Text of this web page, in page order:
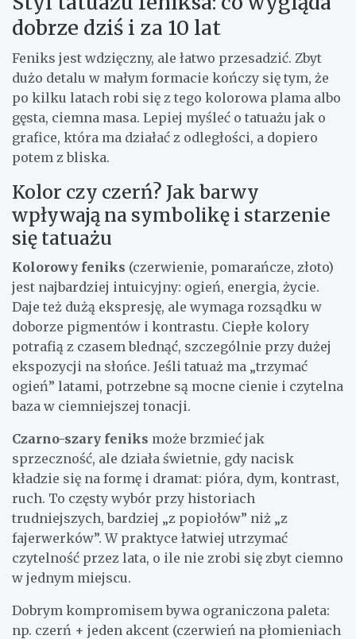
dobrze dziś i za 10 lat
Feniks jest wdzięczny, ale łatwo przesadzić. Zbyt
dużo detalu w małym formacie kończy się tym, że
po kilku latach robi się z tego kolorowa plama albo
gęsta, ciemna masa. Lepiej myśleć o tatuażu jak o
grafice, która ma działać z odległości, a dopiero
potem z bliska.
Kolor czy czerń? Jak barwy
wpływają na symbolikę i starzenie
się tatuażu
Kolorowy feniks (czerwienie, pomarańcze, złoto)
jest najbardziej intuicyjny: ogień, energia, życie.
Daje też dużą ekspresję, ale wymaga rozsądku w
doborze pigmentów i kontrastu. Ciepłe kolory
potrafią z czasem blednąć, szczególnie przy dużej
ekspozycji na słońce. Jeśli tatuaż ma „trzymać
ogień” latami, potrzebne są mocne cienie i czytelna
baza w ciemniejszej tonacji.
Czarno-szary feniks może brzmieć jak
sprzeczność, ale działa świetnie, gdy nacisk
kładzie się na formę i dramat: pióra, dym, kontrast,
ruch. To częsty wybór przy historiach
trudniejszych, bardziej „z popiołów” niż „z
fajerwerków”. W praktyce łatwiej utrzymać
czytelność przez lata, o ile nie zrobi się zbyt ciemno
w jednym miejscu.
Dobrym kompromisem bywa ograniczona paleta:
np. czerń + jeden akcent (czerwień na płomieniach